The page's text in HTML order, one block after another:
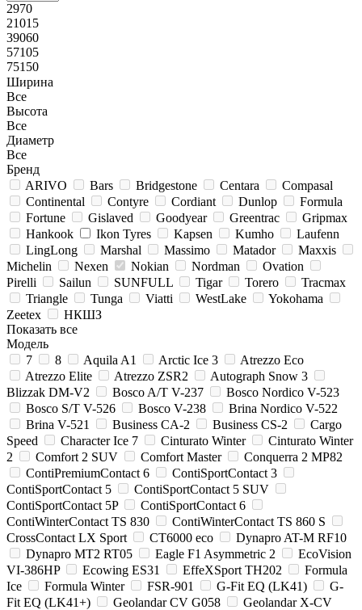
2970
21015
39060
57105
75150
Ширина
Все
Высота
Все
Диаметр
Все
Бренд
ARIVO
Bars Bridgestone Centara
Compasal
Continental
Contyre Cordiant Dunlop
Formula
Fortune
Gislaved Goodyear Greentrac
Gripmax
Hankook
Ikon Tyres Kapsen Kumho
Laufenn
LingLong
Marshal Massimo Matador
Maxxis
Michelin
Nexen Nokian Nordman
Ovation
Pirelli
Sailun SUNFULL Tigar Torero
Tracmax
Triangle
Tunga Viatti WestLake
Yokohama
Zeetex
НКШЗ
Показать все
Модель
7
8 Aquila A1 Arctic Ice 3
Atrezzo Eco
Atrezzo Elite
Atrezzo ZSR2
Autograph Snow 3
Blizzak DM-V2
Bosco A/T V-237
Bosco Nordico V-523
Bosco S/T V-526
Bosco V-238
Brina Nordico V-522
Brina V-521
Business CA-2 Business CS-2
Cargo
Speed
Character Ice 7 Cinturato Winter
Cinturato Winter
2
Comfort 2 SUV Comfort Master
Conquerra 2 MP82
ContiPremiumContact 6
ContiSportContact 3
ContiSportContact 5
ContiSportContact 5 SUV
ContiSportContact 5P
ContiSportContact 6
ContiWinterContact TS 830
ContiWinterContact TS 860 S
CrossContact LX Sport
CT6000 eco
Dynapro AT-M RF10
Dynapro MT2 RT05
Eagle F1 Asymmetric 2
EcoVision
VI-386HP
Ecowing ES31 EffeXSport TH202
Formula
Ice
Formula Winter FSR-901 G-Fit EQ (LK41)
G-
Fit EQ (LK41+)
Geolandar CV G058
Geolandar X-CV